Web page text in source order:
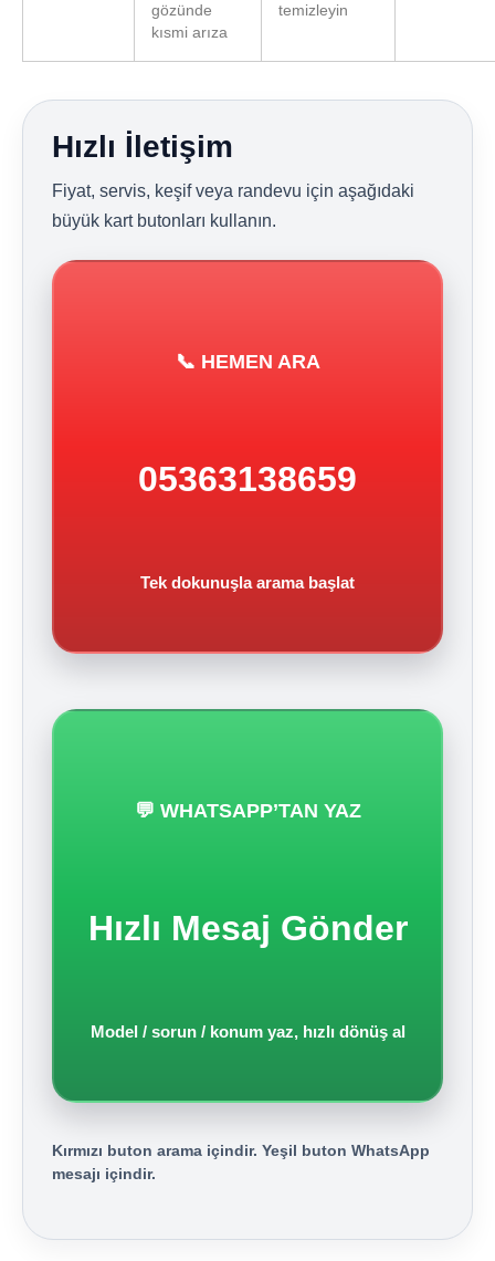
gözünde
kısmi arıza
temizleyin
Hızlı İletişim
Fiyat, servis, keşif veya randevu için aşağıdaki
büyük kart butonları kullanın.
📞 HEMEN ARA
05363138659
Tek dokunuşla arama başlat
💬 WHATSAPP’TAN YAZ
Hızlı Mesaj Gönder
Model / sorun / konum yaz, hızlı dönüş al
Kırmızı buton arama içindir. Yeşil buton WhatsApp
mesajı içindir.